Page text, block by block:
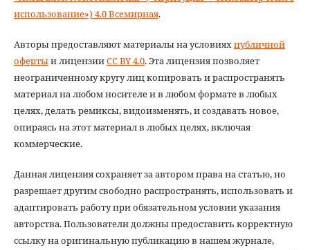
использование») 4.0 Всемирная.
Авторы предоставляют материалы на условияхпубличной
офертыи лицензииCC BY 4.0. Эта лицензия позволяет
неограниченному кругу лиц копировать и распространять
материал на любом носителе и в любом формате в любых
целях, делать ремиксы, видоизменять, и создавать новое,
опираясь на этот материал в любых целях, включая
коммерческие.
Данная лицензия сохраняет за автором права на статью, но
разрешает другим свободно распространять, использовать и
адаптировать работу при обязательном условии указания
авторства. Пользователи должны предоставить корректную
ссылку на оригинальную публикацию в нашем журнале,